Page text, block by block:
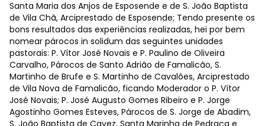
Santa Maria dos Anjos de Esposende e de S. João Baptista
de Vila Chã, Arciprestado de Esposende; Tendo presente os
bons resultados das experiências realizadas, hei por bem
nomear párocos in solidum das seguintes unidades
pastorais: P. Vítor José Novais e P. Paulino de Oliveira
Carvalho, Párocos de Santo Adrião de Famalicão, S.
Martinho de Brufe e S. Martinho de Cavalões, Arciprestado
de Vila Nova de Famalicão, ficando Moderador o P. Vítor
José Novais; P. José Augusto Gomes Ribeiro e P. Jorge
Agostinho Gomes Esteves, Párocos de S. Jorge de Abadim,
S. João Baptista de Cavez, Santa Marinha de Pedraça e